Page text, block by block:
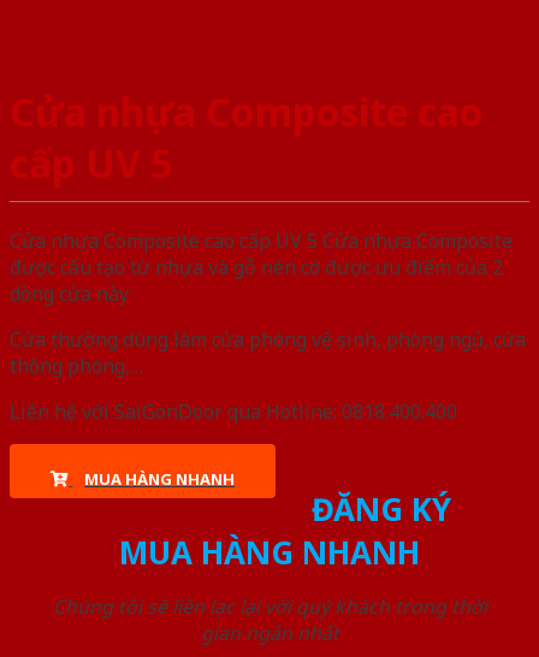
Cửa nhựa Composite cao
cấp UV 5
Cửa nhựa Composite cao cấp UV 5 Cửa nhựa Composite
được cấu tạo từ nhựa và gỗ nên có được ưu điểm của 2
dòng cửa này
Cửa thường dùng làm cửa phòng vệ sinh, phòng ngủ, cửa
thông phòng,…
Liên hệ với SaiGonDoor qua Hotline: 0818.400.400
MUA HÀNG NHANH
ĐĂNG KÝ
MUA HÀNG NHANH
Chúng tôi sẽ liên lạc lại với quý khách trong thời
gian ngắn nhất